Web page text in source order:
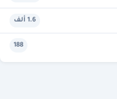
1.6 ألف
188